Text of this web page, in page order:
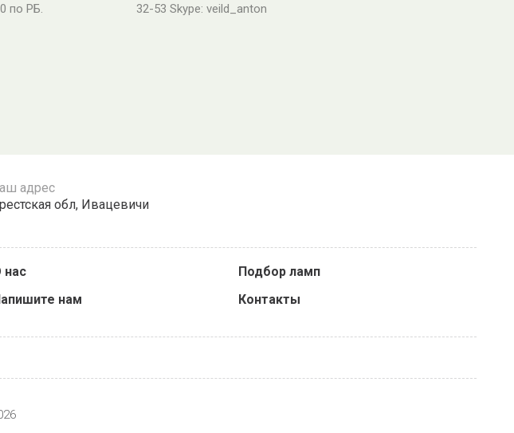
по РБ.
32-53 Skype: veild_anton
адрес
обл, Ивацевичи
нас
Подбор ламп
нам Контакты